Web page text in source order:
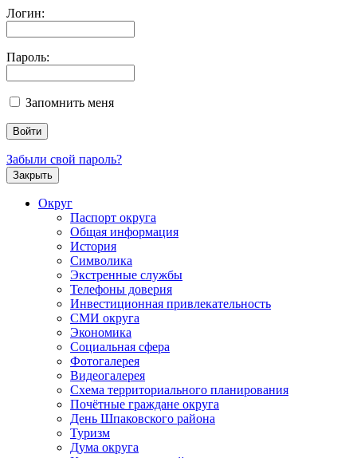
Логин:
Пароль:
Запомнить меня
Забыли свой пароль?
Закрыть
Округ
Паспорт округа
Общая информация
История
Символика
Экстренные службы
Телефоны доверия
Инвестиционная привлекательность
СМИ округа
Экономика
Социальная сфера
Фотогалерея
Видеогалерея
Схема территориального планирования
Почётные граждане округа
День Шпаковского района
Туризм
Дума округа